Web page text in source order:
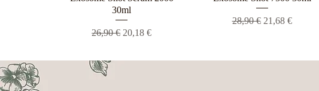
30ml
Κανονική τιμή
26,90 € Τιμή Έκπτωσης
20,18 €
Κανονική τιμή
28,90 € Τιμή Έκπτωσης
21,68 €